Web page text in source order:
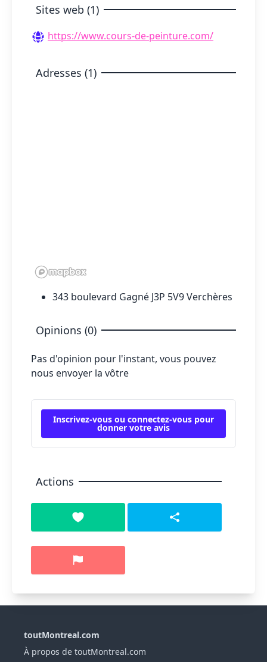
Sites web (1)
https://www.cours-de-peinture.com/
Adresses (1)
343 boulevard Gagné J3P 5V9 Verchères
Opinions (0)
Pas d'opinion pour l'instant, vous pouvez
nous envoyer la vôtre
Inscrivez-vous ou connectez-vous pour
donner votre avis
Actions
toutMontreal.com
À propos de toutMontreal.com